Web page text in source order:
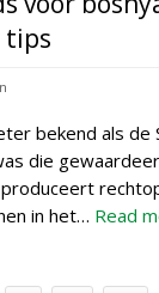
tips
bekend als
die
in het… Read